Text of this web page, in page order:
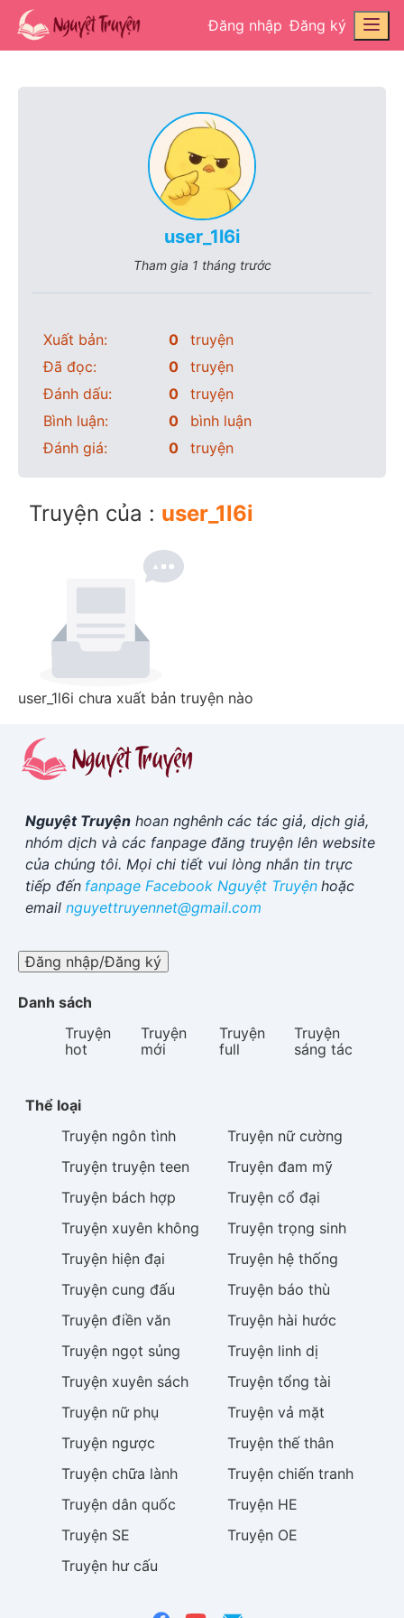
Đăng nhập Đăng ký
user_1l6i
Tham gia 1 tháng trước
Xuất bản: 0
truyện
Đã đọc:
0
truyện
Đánh dấu:
0
truyện
Bình luận:
0
bình luận
Đánh giá:
0 truyện
Truyện của : user_1l6i
user_1l6i chưa xuất bản truyện nào
Nguyệt Truyện hoan nghênh các tác giả, dịch giả,
nhóm dịch và các fanpage đăng truyện lên website
của chúng tôi. Mọi chi tiết vui lòng nhắn tin trực
tiếp đến fanpage Facebook Nguyệt Truyện hoặc
email nguyettruyennet@gmail.com
Đăng nhập/Đăng ký
Danh sách
Truyện
hot
Truyện
mới
Truyện
full
Truyện
sáng tác
Thể loại
Truyện ngôn tình Truyện nữ cường
Truyện truyện teen Truyện đam mỹ
Truyện bách hợp Truyện cổ đại
Truyện xuyên không Truyện trọng sinh
Truyện hiện đại Truyện hệ thống
Truyện cung đấu Truyện báo thù
Truyện điền văn Truyện hài hước
Truyện ngọt sủng Truyện linh dị
Truyện xuyên sách Truyện tổng tài
Truyện nữ phụ Truyện vả mặt
Truyện ngược Truyện thế thân
Truyện chữa lành Truyện chiến tranh
Truyện dân quốc Truyện HE
Truyện SE Truyện OE
Truyện hư cấu